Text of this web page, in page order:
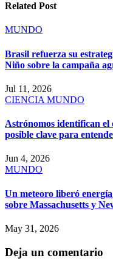
Related Post
MUNDO
Brasil refuerza su
Niño sobre la campaña
Jul 11, 2026
CIENCIA MUNDO
Astrónomos identifican el
posible clave para
Jun 4, 2026
MUNDO
Un meteoro liberó
sobre Massachusetts y
May 31, 2026
Deja un comentario